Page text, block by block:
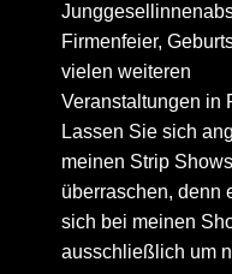
Firmenfeier,
vielen weiteren
Veranstaltungen in
Lassen Sie sich
meinen Strip Shows
überraschen, denn
sich bei meinen
ausschließlich um